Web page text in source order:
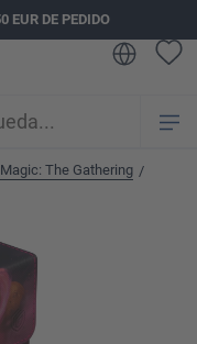
EUR DE PEDIDO
The Gathering /